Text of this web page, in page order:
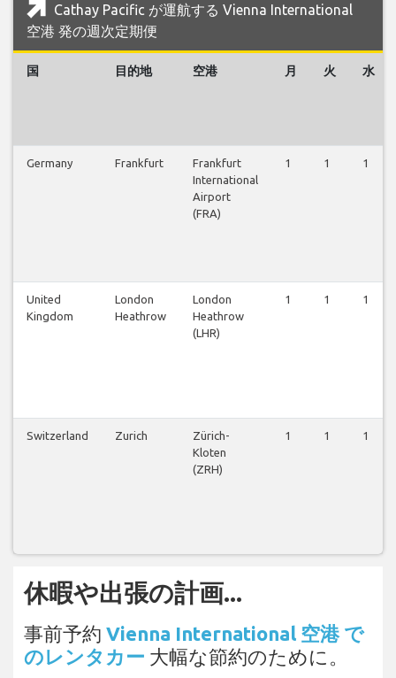
Cathay Pacific が運航する Vienna International
空港 発の週次定期便
国 目的地 空港 月 火 水
Germany Frankfurt
Frankfurt
International
Airport
(FRA)
1 1 1
United
Kingdom
London
Heathrow
London
Heathrow
(LHR)
1 1 1
Switzerland Zurich
Zürich-
Kloten
(ZRH)
1 1 1
休暇や出張の計画...
事前予約 Vienna International 空港 で
のレンタカー 大幅な節約のために。